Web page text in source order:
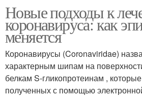
Новые подходы к
коронавируса: как
меняется
Коронавирусы (Coronaviridae)
характерным шипам на
белкам S-гликопротеинам ,
полученных с помощью